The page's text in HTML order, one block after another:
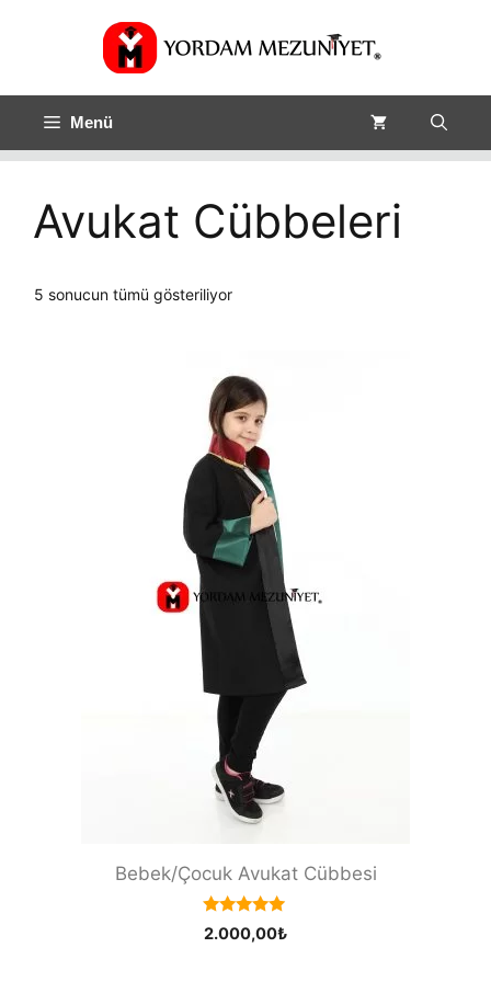
Menü
Avukat Cübbeleri
5 sonucun tümü gösteriliyorFiyata
yükseğe
Bebek/Çocuk Avukat Cübbesi
5.00
out of 5
2.000,00₺